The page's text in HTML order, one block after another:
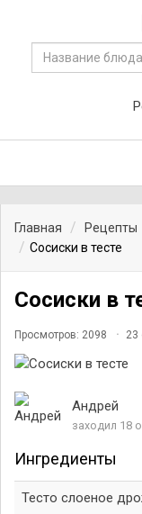
Главная Рецепты
Сосиски в тесте
Сосиски в
Просмотров: 2098 23
Андрей
заходил 18
Ингредиенты
Тесто слоеное